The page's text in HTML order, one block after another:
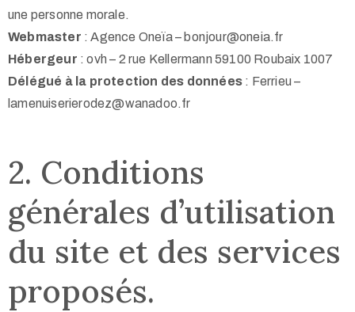
une personne morale.
Webmaster : Agence Oneïa – bonjour@oneia.fr
Hébergeur : ovh – 2 rue Kellermann 59100 Roubaix 1007
Délégué à la protection des données : Ferrieu –
lamenuiserierodez@wanadoo.fr
2. Conditions
générales d’utilisation
du site et des services
proposés.